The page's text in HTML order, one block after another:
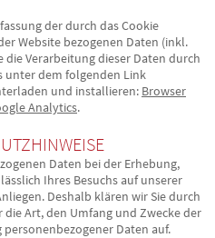
der durch das Cookie
Website bezogenen Daten (inkl.
die Verarbeitung dieser Daten durch
unter dem folgenden Link
und installieren: Browser
Analytics.
Daten bei der Erhebung,
Ihres Besuchs auf unserer
Deshalb klären wir Sie durch
Art, den Umfang und Zwecke der
Daten auf.